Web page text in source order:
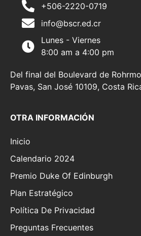
+506-2220-0719
info@bscr.ed.cr
Lunes - Viernes
8:00 am a 4:00 pm
Del final del Boulevard de
Pavas, San José 10109, Costa
OTRA INFORMACIÓN
Inicio
Calendario 2024
Premio Duke Of Edinburgh
Plan Estratégico
Política De Privacidad
Preguntas Frecuentes